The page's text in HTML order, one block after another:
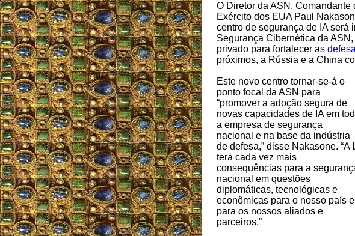
O Diretor da ASN,
Exército dos EUA Paul
centro de segurança de IA será
Segurança Cibernética da
privado para fortalecer as
próximos, a Rússia e a China
Este novo centro tornar-se-á o
ponto focal da ASN para
“promover a adoção segura de
novas capacidades de IA em
a empresa de segurança
nacional e na base da indústria
de defesa,” disse Nakasone. “A
terá cada vez mais
consequências para a
nacional em questões
diplomáticas, tecnológicas e
econômicas para o nosso país e
para os nossos aliados e
parceiros.”